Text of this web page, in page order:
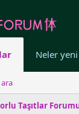
Neler yeni
Taşıtlar